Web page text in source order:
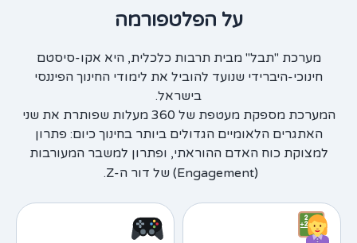
על הפלטפורמה
מערכת "תבל" מבית תרבות כלכלית, היא אקו-סיסטם
חינוכי-היברידי שנועד להוביל את לימודי החינוך הפיננסי
בישראל.
המערכת מספקת מעטפת של 360 מעלות שפותרת את שני
האתגרים הלאומיים הגדולים ביותר בחינוך כיום: פתרון
למצוקת כוח האדם ההוראתי, ופתרון למשבר המעורבות
(Engagement) של דור ה-Z.